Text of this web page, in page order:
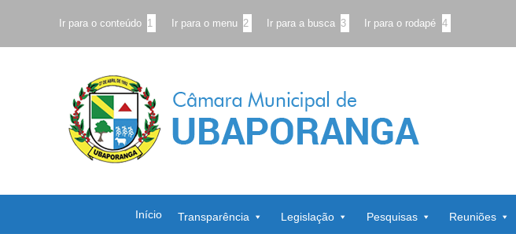
Ir para o conteúdo 1 Ir para o menu 2 Ir para a busca 3 Ir para o rodapé 4
Início Transparência Legislação Pesquisas Reuniões